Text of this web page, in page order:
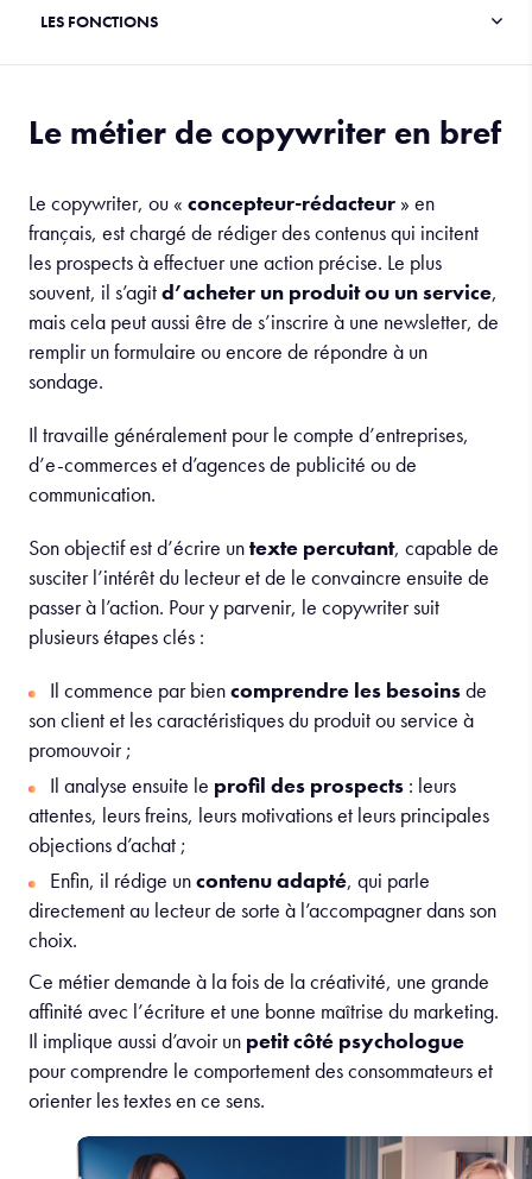
Le métier de copywriter en bref
Le copywriter, ou « concepteur-rédacteur » en
français, est chargé de rédiger des contenus qui incitent
les prospects à effectuer une action précise. Le plus
souvent, il s’agitd’acheter un produit ou un service,
mais cela peut aussi être de s’inscrire à une newsletter, de
remplir un formulaire ou encore de répondre à un
sondage.
Il travaille généralement pour le compte d’entreprises,
d’e-commerces et d’agences de publicité ou de
communication.
Son objectif est d’écrire untexte percutant, capable de
susciter l’intérêt du lecteur et de le convaincre ensuite de
passer à l’action. Pour y parvenir, le copywriter suit
plusieurs étapes clés :
Il commence par biencomprendre les besoinsde
son client et les caractéristiques du produit ou service à
promouvoir ;
Il analyse ensuite le profil des prospects : leurs
attentes, leurs freins, leurs motivations et leurs principales
objections d’achat ;
Enfin, il rédige uncontenu adapté, qui parle
directement au lecteur de sorte à l’accompagner dans son
choix.
Ce métier demande à la fois de la créativité, une grande
affinité avec l’écriture et une bonne maîtrise du marketing.
Il implique aussi d’avoir un petit côté psychologue
pour comprendre le comportement des consommateurs et
orienter les textes en ce sens.